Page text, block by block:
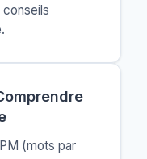
(mots par